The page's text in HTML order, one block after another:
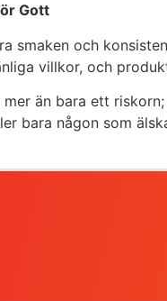
Gott
smaken och
villkor, och
mer än bara ett
bara någon som